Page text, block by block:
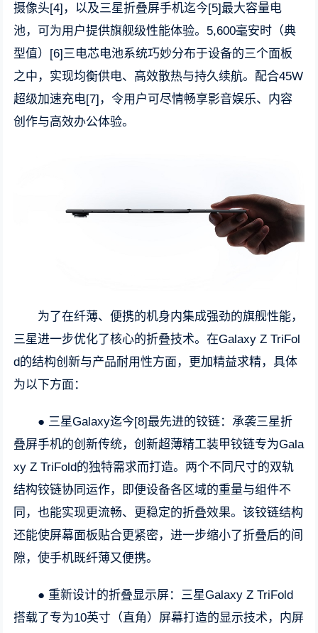
摄像头[4]，以及三星折叠屏手机迄今[5]最大容量电
池，可为用户提供旗舰级性能体验。5,600毫安时（典
型值）[6]三电芯电池系统巧妙分布于设备的三个面板
之中，实现均衡供电、高效散热与持久续航。配合45W
超级加速充电[7]，令用户可尽情畅享影音娱乐、内容
创作与高效办公体验。
为了在纤薄、便携的机身内集成强劲的旗舰性能，
三星进一步优化了核心的折叠技术。在Galaxy Z TriFol
d的结构创新与产品耐用性方面，更加精益求精，具体
为以下方面：
● 三星Galaxy迄今[8]最先进的铰链：承袭三星折
叠屏手机的创新传统，创新超薄精工装甲铰链专为Gala
xy Z TriFold的独特需求而打造。两个不同尺寸的双轨
结构铰链协同运作，即便设备各区域的重量与组件不
同，也能实现更流畅、更稳定的折叠效果。该铰链结构
还能使屏幕面板贴合更紧密，进一步缩小了折叠后的间
隙，使手机既纤薄又便携。
● 重新设计的折叠显示屏：三星Galaxy Z TriFold
搭载了专为10英寸（直角）屏幕打造的显示技术，内屏